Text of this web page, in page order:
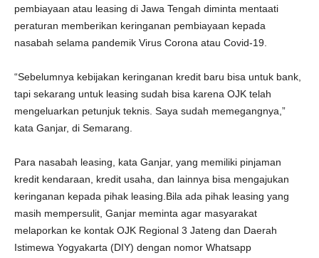
pembiayaan atau leasing di Jawa Tengah diminta mentaati
peraturan memberikan keringanan pembiayaan kepada
nasabah selama pandemik Virus Corona atau Covid-19.
“Sebelumnya kebijakan keringanan kredit baru bisa untuk bank,
tapi sekarang untuk leasing sudah bisa karena OJK telah
mengeluarkan petunjuk teknis. Saya sudah memegangnya,”
kata Ganjar, di Semarang.
Para nasabah leasing, kata Ganjar, yang memiliki pinjaman
kredit kendaraan, kredit usaha, dan lainnya bisa mengajukan
keringanan kepada pihak leasing.Bila ada pihak leasing yang
masih mempersulit, Ganjar meminta agar masyarakat
melaporkan ke kontak OJK Regional 3 Jateng dan Daerah
Istimewa Yogyakarta (DIY) dengan nomor Whatsapp